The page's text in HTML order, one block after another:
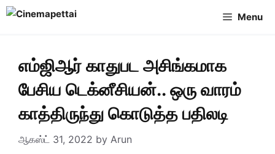
Skip
Menu
எம்ஜிஆர் காதுபட அசிங்கமாக
பேசிய டெக்னீசியன்.. ஒரு வாரம்
காத்திருந்து கொடுத்த பதிலடி
ஆகஸ்ட் 31, 2022 by Arun